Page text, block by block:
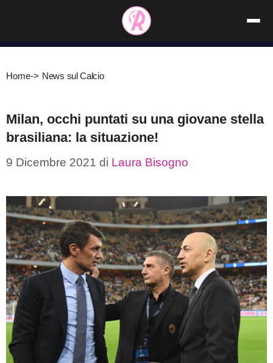
contenuto
Home-> News sul Calcio
Milan, occhi puntati su una giovane stella
brasiliana: la situazione!
9 Dicembre 2021 di Laura Bisogno